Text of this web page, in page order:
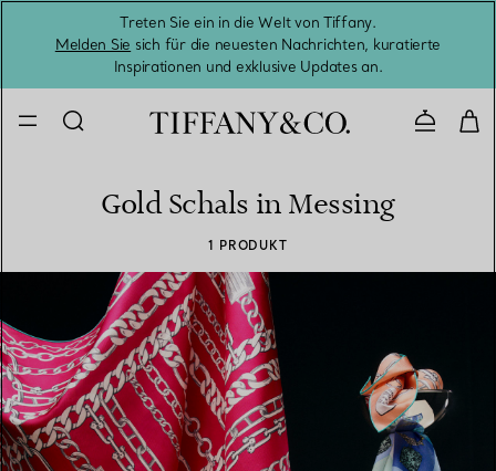
Treten Sie ein in die Welt von Tiffany.
Melden Sie sich für die neuesten Nachrichten, kuratierte
Inspirationen und exklusive Updates an.
Gold Schals in Messing
1 PRODUKT